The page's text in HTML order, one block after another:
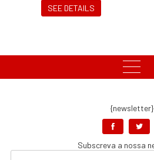
SEE DETAILS
{newsletter}
Subscreva a nossa